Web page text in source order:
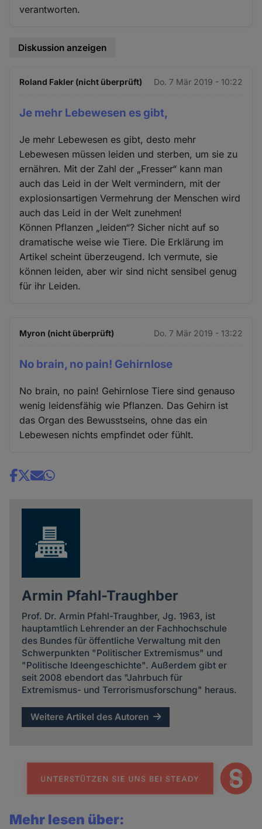
verantworten.
Diskussion anzeigen
Roland Fakler (nicht überprüft) Do. 7 Mär 2019 - 10:22
Je mehr Lebewesen es gibt,
Je mehr Lebewesen es gibt, desto mehr
Lebewesen müssen leiden und sterben, um sie zu
ernähren. Mit der Zahl der „Fresser“ kann man
auch das Leid in der Welt vermindern, mit der
explosionsartigen Vermehrung der Menschen wird
auch das Leid in der Welt zunehmen!
Können Pflanzen „leiden“? Sicher nicht auf so
dramatische weise wie Tiere. Die Erklärung im
Artikel scheint überzeugend. Ich vermute, sie
können leiden, aber wir sind nicht sensibel genug
für ihr Leiden.
Myron (nicht überprüft) Do. 7 Mär 2019 - 13:22
No brain, no pain! Gehirnlose
No brain, no pain! Gehirnlose Tiere sind genauso
wenig leidensfähig wie Pflanzen. Das Gehirn ist
das Organ des Bewusstseins, ohne das ein
Lebewesen nichts empfindet oder fühlt.
Share
Armin Pfahl-Traughber
Prof. Dr. Armin Pfahl-Traughber, Jg. 1963, ist
hauptamtlich Lehrender an der Fachhochschule
des Bundes für öffentliche Verwaltung mit den
Schwerpunkten "Politischer Extremismus" und
"Politische Ideengeschichte". Außerdem gibt er
seit 2008 ebendort das "Jahrbuch für
Extremismus- und Terrorismusforschung" heraus.
Weitere Artikel des Autoren
Mehr lesen über: